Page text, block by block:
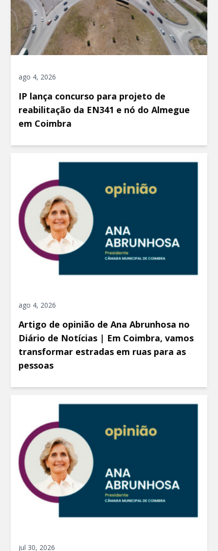
ago 4, 2026
IP lança concurso para projeto de
reabilitação da EN341 e nó do Almegue
em Coimbra
ago 4, 2026
Artigo de opinião de Ana Abrunhosa no
Diário de Notícias | Em Coimbra, vamos
transformar estradas em ruas para as
pessoas
jul 30, 2026